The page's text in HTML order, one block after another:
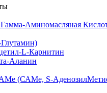
Аминомасляная
L-Карнитин
Аланин
(САМе, S-